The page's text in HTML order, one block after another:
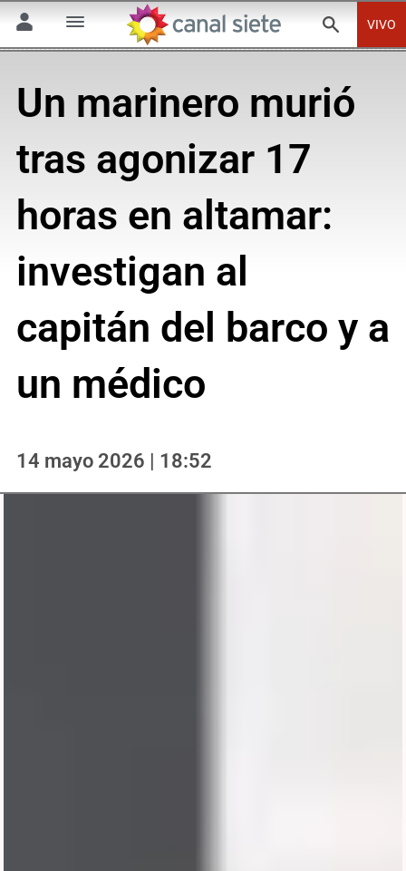
VIVO
Un marinero murió
tras agonizar 17
horas en altamar:
investigan al
capitán del barco y a
un médico
14 mayo 2026 | 18:52